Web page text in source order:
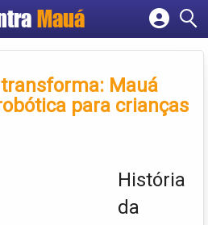
Mauá
Criar conta
Mauá
para crianças
História
da